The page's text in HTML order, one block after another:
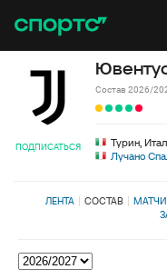
ПОДПИСАТЬСЯ
Состав 2026/
Турин,
Лучано
ЛЕНТА СОСТАВ МАТЧИ